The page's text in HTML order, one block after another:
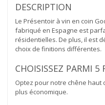
DESCRIPTION
Le Présentoir à vin en coin
fabriqué en Espagne est
résidentielles. De plus, il est
choix de finitions différentes.
CHOISISSEZ PARMI 5
Optez pour notre chêne haut
plus économique.